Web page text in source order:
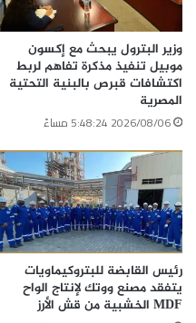
وزير البترول يبحث مع إكسون
موبيل تنفيذ مذكرة تفاهم لربط
اكتشافات قبرص بالبنية التحتية
المصرية
2026/08/06 5:48:24 مساءً
رئيس القابضة للبتروكيماويات
يتفقد مصنع ووتك لإنتاج الواح
MDF الخشبية من قش الأرز